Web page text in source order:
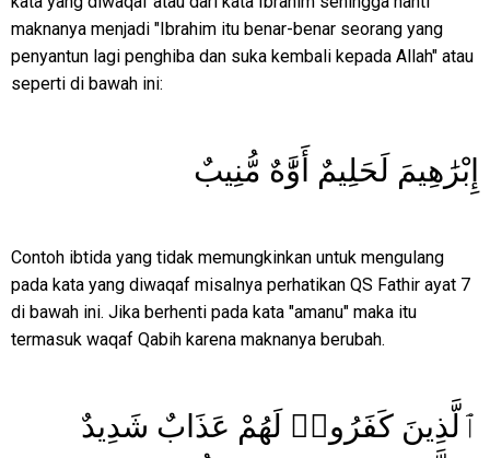
maknanya menjadi "Ibrahim itu benar-benar seorang yang
penyantun lagi penghiba dan suka kembali kepada Allah" atau
seperti di bawah ini:
إِبْرَٰهِيمَ لَحَلِيمٌ أَوَّٰهٌ مُّنِيبٌ
Contoh ibtida yang tidak memungkinkan untuk mengulang
pada kata yang diwaqaf misalnya perhatikan QS Fathir ayat 7
di bawah ini. Jika berhenti pada kata "amanu" maka itu
termasuk waqaf Qabih karena maknanya berubah.
ٱلَّذِينَ كَفَرُوا۟ لَهُمْ عَذَابٌ شَدِيدٌ